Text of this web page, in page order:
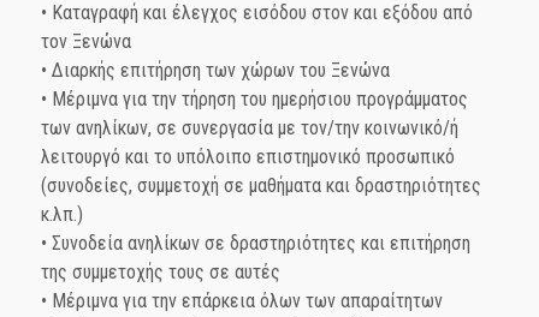
• Καταγραφή και έλεγχος εισόδου στον και εξόδου από
τον Ξενώνα
• Διαρκής επιτήρηση των χώρων του Ξενώνα
• Μέριμνα για την τήρηση του ημερήσιου προγράμματος
των ανηλίκων, σε συνεργασία με τον/την κοινωνικό/ή
λειτουργό και το υπόλοιπο επιστημονικό προσωπικό
(συνοδείες, συμμετοχή σε μαθήματα και δραστηριότητες
κ.λπ.)
• Συνοδεία ανηλίκων σε δραστηριότητες και επιτήρηση
της συμμετοχής τους σε αυτές
• Μέριμνα για την επάρκεια όλων των απαραίτητων